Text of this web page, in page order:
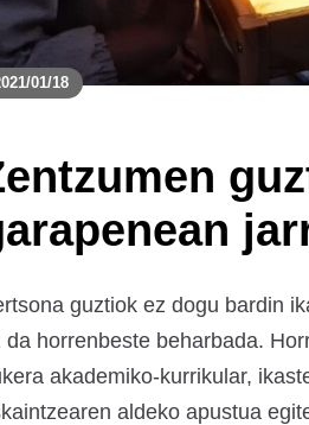
01/18
guztiok ez dogu bardin
da horrenbeste beharbada.
akademiko-kurrikular,
aldeko apustua